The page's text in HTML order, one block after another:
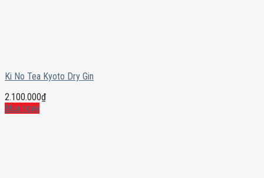
Ki No Tea Kyoto Dry Gin
2.100.000₫
Mua ngay